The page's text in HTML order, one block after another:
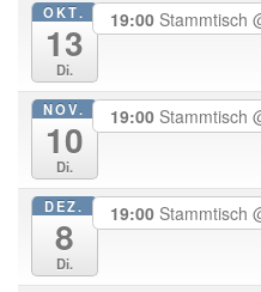
OKT.
13
Di.
19:00 Stammtisch
NOV.
10
Di.
19:00 Stammtisch
DEZ.
8
Di.
19:00 Stammtisch